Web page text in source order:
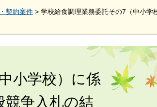
契約案件 > 学校給食調理業務委託その7（中小学
小学校）に係
競争入札の結